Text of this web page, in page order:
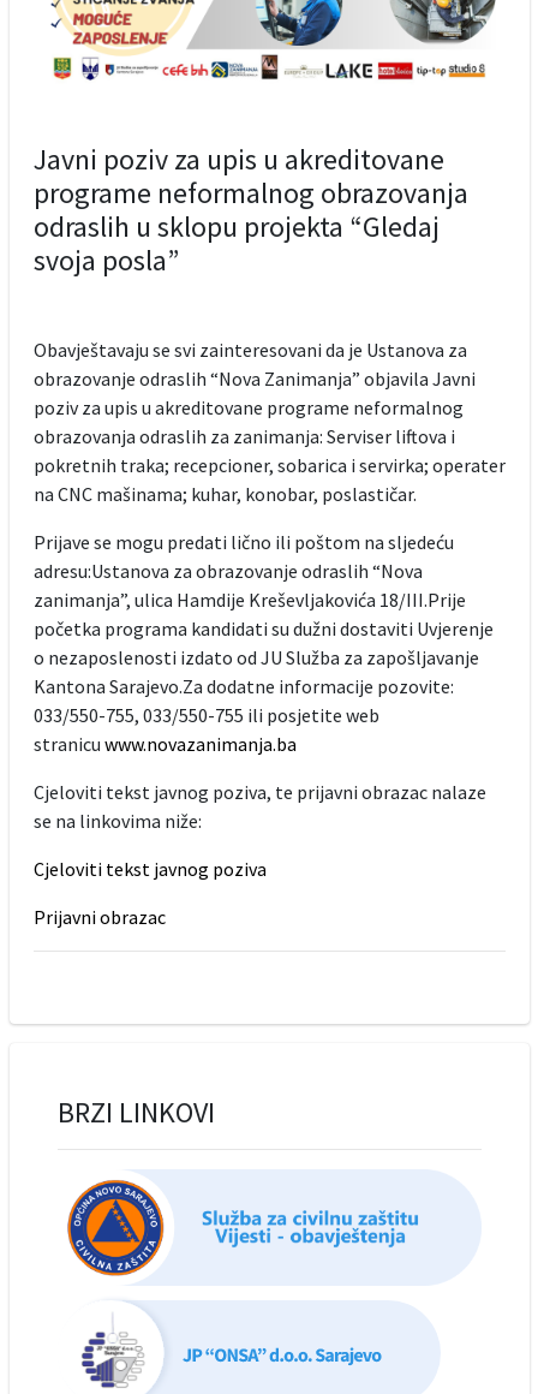
Javni poziv za upis u akreditovane
programe neformalnog obrazovanja
odraslih u sklopu projekta “Gledaj
svoja posla”
Obavještavaju se svi zainteresovani da je Ustanova za
obrazovanje odraslih “Nova Zanimanja” objavila Javni
poziv za upis u akreditovane programe neformalnog
obrazovanja odraslih za zanimanja: Serviser liftova i
pokretnih traka; recepcioner, sobarica i servirka; operater
na CNC mašinama; kuhar, konobar, poslastičar.
Prijave se mogu predati lično ili poštom na sljedeću
adresu:Ustanova za obrazovanje odraslih “Nova
zanimanja”, ulica Hamdije Kreševljakovića 18/III.Prije
početka programa kandidati su dužni dostaviti Uvjerenje
o nezaposlenosti izdato od JU Služba za zapošljavanje
Kantona Sarajevo.Za dodatne informacije pozovite:
033/550-755, 033/550-755 ili posjetite web
stranicu www.novazanimanja.ba
Cjeloviti tekst javnog poziva, te prijavni obrazac nalaze
se na linkovima niže:
Cjeloviti tekst javnog poziva
Prijavni obrazac
BRZI LINKOVI